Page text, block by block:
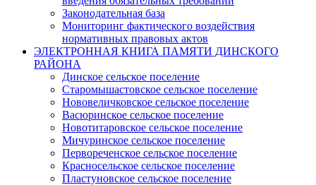
Законодательная база
Мониторинг фактического воздействия
нормативных правовых актов
ЭЛЕКТРОННАЯ КНИГА ПАМЯТИ ДИНСКОГО
РАЙОНА
Динское сельское поселение
Старомышастовское сельское поселение
Нововеличковское сельское поселение
Васюринское сельское поселение
Новотитаровское сельское поселение
Мичуринское сельское поселение
Первореченское сельское поселение
Красносельское сельское поселение
Пластуновское сельское поселение